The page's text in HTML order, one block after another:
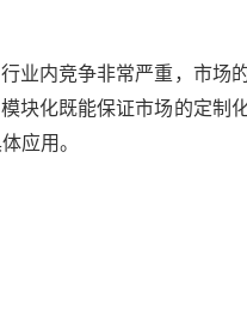
业内竞争非常严重，市场
块化既能保证市场的定制
应用。